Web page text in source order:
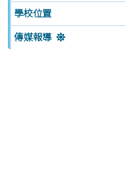
學校位置
傳媒報導